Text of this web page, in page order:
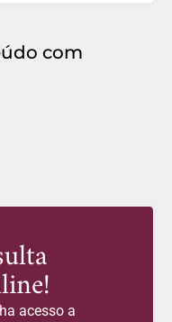
com
acesso a